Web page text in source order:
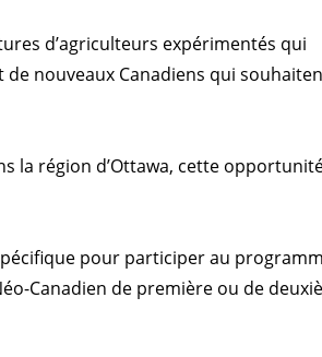
d’agriculteurs expérimentés qui
nouveaux Canadiens qui
la région d’Ottawa, cette
pour participer au
Canadien de première ou de